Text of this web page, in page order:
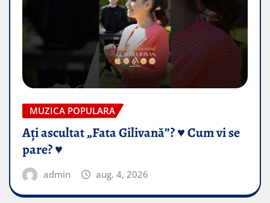
MUZICA POPULARA
Ați ascultat „Fata Gilivană”? ♥️ Cum vi se
pare? ♥️
admin aug. 4, 2026